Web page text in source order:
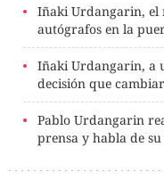
Iñaki Urdangarin, el
autógrafos en la
Iñaki Urdangarin, a
decisión que
Pablo Urdangarin
prensa y habla de